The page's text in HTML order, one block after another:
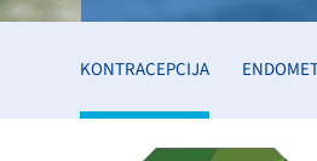
KONTRACEPCIJA